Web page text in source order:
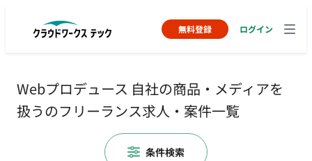
無料登録 ログイン
Webプロデュース 自社の商品・メディアを
扱うのフリーランス求人・案件一覧
条件検索